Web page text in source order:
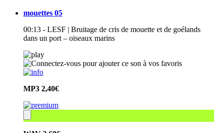
mouettes 05
00:13 - LESF | Bruitage de cris de mouette et de goélands
dans un port – oiseaux marins
MP3 2,40€